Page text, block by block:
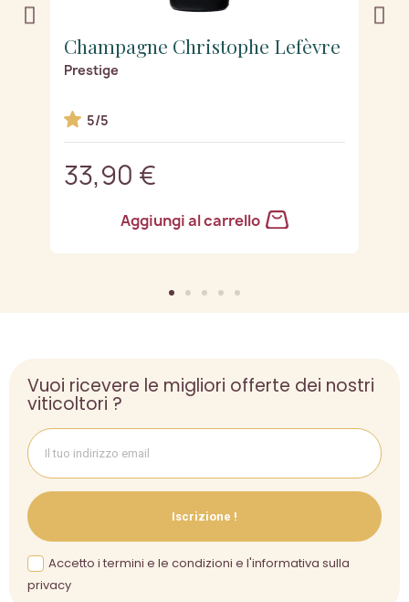
Champagne Christophe Lefèvre
Prestige
5/5
33,90 €
Aggiungi al carrello
Vuoi ricevere le migliori offerte dei nostri
viticoltori ?
Iscrizione !
Accetto i termini e le condizioni e l'informativa sulla
privacy